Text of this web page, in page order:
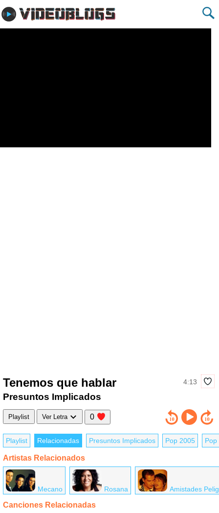
Tenemos que hablar 4:13
Presuntos Implicados
Playlist Ver Letra 0
Playlist Relacionadas Presuntos Implicados Pop 2005 Pop
Artistas Relacionados
Mecano Rosana Amistades
Canciones Relacionadas